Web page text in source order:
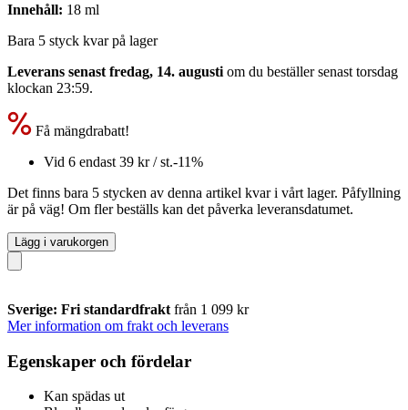
Innehåll: 18 ml
Bara 5 styck kvar på lager
Leverans senast fredag, 14. augusti om du beställer senast torsdag
klockan 23:59.
Få mängdrabatt!
Vid 6 endast 39 kr/ st.-11%
Det finns bara 5 stycken av denna artikel kvar i vårt lager. Påfyllning
är på väg! Om fler beställs kan det påverka leveransdatumet.
Lägg i varukorgen
Sverige: Fri standardfrakt från 1 099 kr
Mer information om frakt och leverans
Egenskaper och fördelar
Kan spädas ut